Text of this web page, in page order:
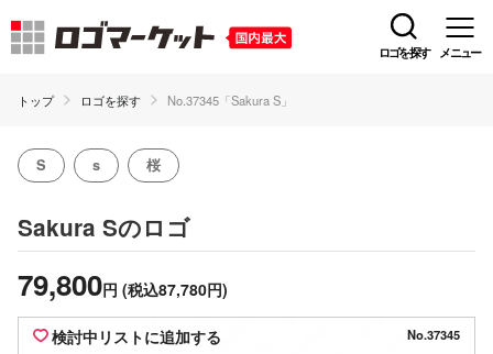
ロゴを探す メニュー
トップ ロゴを探す No.37345「Sakura S」
S s 桜
Sakura Sのロゴ
79,800円 (税込87,780円)
検討中リストに追加する No.37345